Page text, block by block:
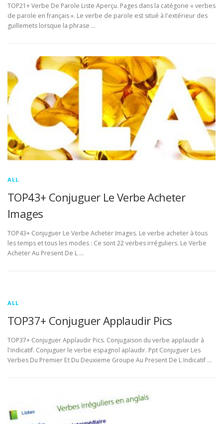
TOP21+ Verbe De Parole Liste Aperçu. Pages dans la catégorie « verbes
de parole en français ». Le verbe de parole est situé à l'extérieur des
guillemets lorsque la phrase …
ALL
TOP43+ Conjuguer Le Verbe Acheter
Images
TOP43+ Conjuguer Le Verbe Acheter Images. Le verbe acheter à tous
les temps et tous les modes : Ce sont 22 verbes irréguliers. Le Verbe
Acheter Au Present De L …
ALL
TOP37+ Conjuguer Applaudir Pics
TOP37+ Conjuguer Applaudir Pics. Conjugaison du verbe applaudir à
l'indicatif. Conjuguer le verbe espagnol aplaudir. Ppt Conjuguer Les
Verbes Du Premier Et Du Deuxieme Groupe Au Present De L Indicatif …